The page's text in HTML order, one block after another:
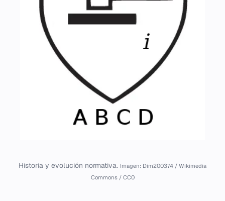
Historia y evolución normativa. Imagen: Dim200374 / Wikimedia
Commons / CC0